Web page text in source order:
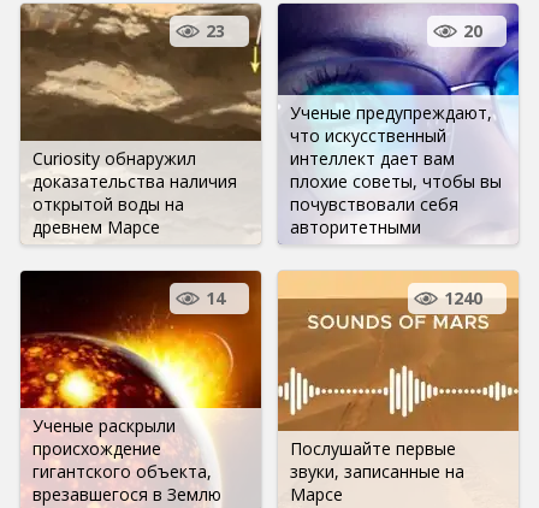
Curiosity обнаружил
доказательства наличия
открытой воды на
древнем Марсе
23
Ученые предупреждают,
что искусственный
интеллект дает вам
плохие советы, чтобы вы
почувствовали себя
авторитетными
20
Ученые раскрыли
происхождение
гигантского объекта,
врезавшегося в Землю
14
Послушайте первые
звуки, записанные на
Марсе
1240